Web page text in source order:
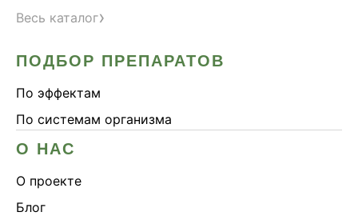
Весь каталог›
ПОДБОР ПРЕПАРАТОВ
По эффектам
По системам организма
О НАС
О проекте
Блог